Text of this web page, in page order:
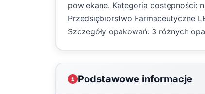
powlekane. Kategoria dostępności:
Przedsiębiorstwo Farmaceutyczne
Szczegóły opakowań: 3 różnych
Podstawowe informacje